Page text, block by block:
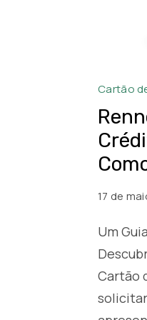
Renner
de
Crédito
Cartão
17 de
Um
Cartão